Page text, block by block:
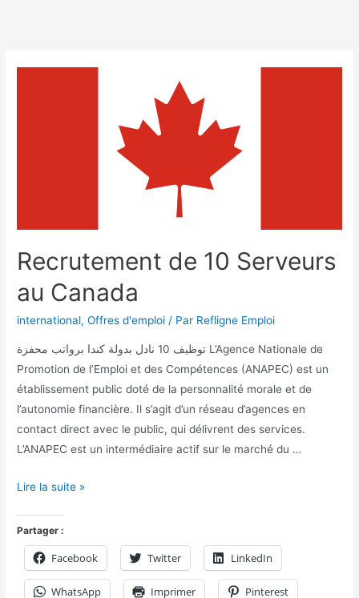
Recrutement de 10 Serveurs
au Canada
international,Offres d'emploi / Par Refligne Emploi
توظيف 10 نادل بدولة كندا برواتب محفزة L’Agence Nationale de
Promotion de l’Emploi et des Compétences (ANAPEC) est un
établissement public doté de la personnalité morale et de
l’autonomie financière. Il s’agit d’un réseau d’agences en
contact direct avec le public, qui délivrent des services.
L’ANAPEC est un intermédiaire actif sur le marché du …
Lire la suite »
Partager :
Facebook Twitter LinkedIn
WhatsApp Imprimer Pinterest